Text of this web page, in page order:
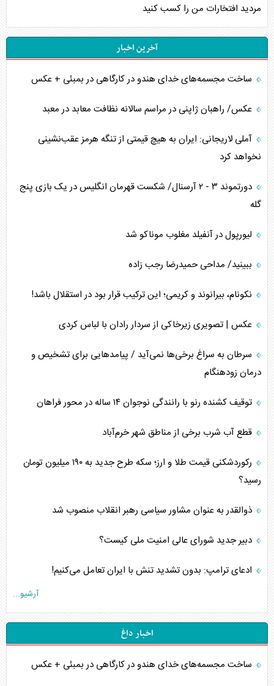
مردید افتخارات من را کسب کنید
آخرین اخبار
ساخت مجسمه‌های خدای هندو در کارگاهی در بمبئی + عکس
عکس/ راهبان ژاپنی در مراسم سالانه نظافت معابد در معبد
آملی لاریجانی: ایران به هیچ قیمتی از تنگه هرمز عقب‌نشینی
نخواهد کرد
دورتموند ۳ - ۲ آرسنال/ شکست قهرمان انگلیس در یک بازی پنج
گله
لیورپول در آنفیلد مغلوب موناکو شد
ببینید/ مداحی حمیدرضا رجب زاده
نکونام، بیرانوند و کریمی؛ این ترکیب قرار بود در استقلال باشد!
عکس | تصویری زیرخاکی از سردار رادان با لباس کردی
سرطان به سراغ برخی‌ها نمی‌آید / پیامد‌هایی برای تشخیص و
درمان زودهنگام
توقیف کشنده رنو با رانندگی نوجوان ۱۴ ساله در محور فراهان
قطع آب شرب برخی از مناطق شهر خرم‌آباد
رکوردشکنی قیمت طلا و ارز؛ سکه طرح جدید به ۱۹۰ میلیون تومان
رسید؟
ذوالقدر به عنوان مشاور سیاسی رهبر انقلاب منصوب شد
دبیر جدید شورای عالی امنیت ملی کیست؟
ادعای ترامپ: بدون تشدید تنش با ایران تعامل می‌کنیم!
آرشیو...
اخبار داغ
ساخت مجسمه‌های خدای هندو در کارگاهی در بمبئی + عکس